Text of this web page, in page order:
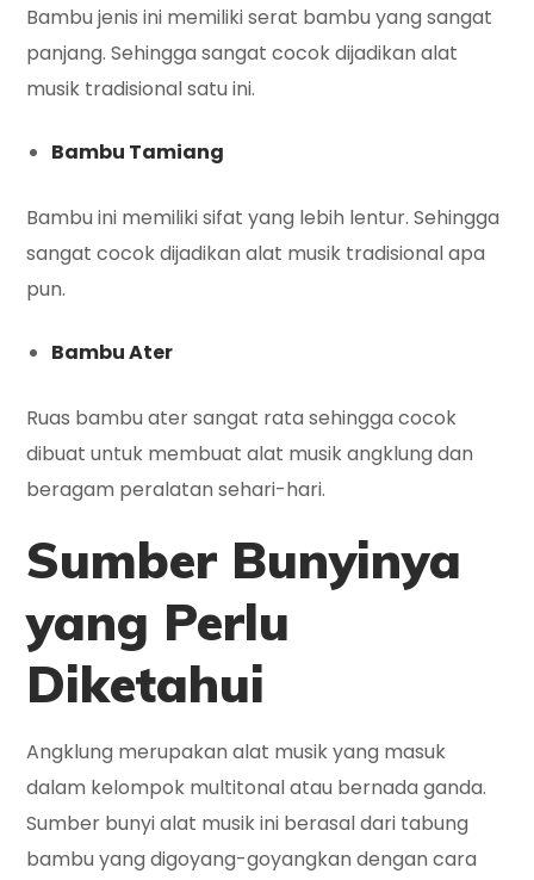
Bambu jenis ini memiliki serat bambu yang sangat
panjang. Sehingga sangat cocok dijadikan alat
musik tradisional satu ini.
Bambu Tamiang
Bambu ini memiliki sifat yang lebih lentur. Sehingga
sangat cocok dijadikan alat musik tradisional apa
pun.
Bambu Ater
Ruas bambu ater sangat rata sehingga cocok
dibuat untuk membuat alat musik angklung dan
beragam peralatan sehari-hari.
Sumber Bunyinya
yang Perlu
Diketahui
Angklung merupakan alat musik yang masuk
dalam kelompok multitonal atau bernada ganda.
Sumber bunyi alat musik ini berasal dari tabung
bambu yang digoyang-goyangkan dengan cara